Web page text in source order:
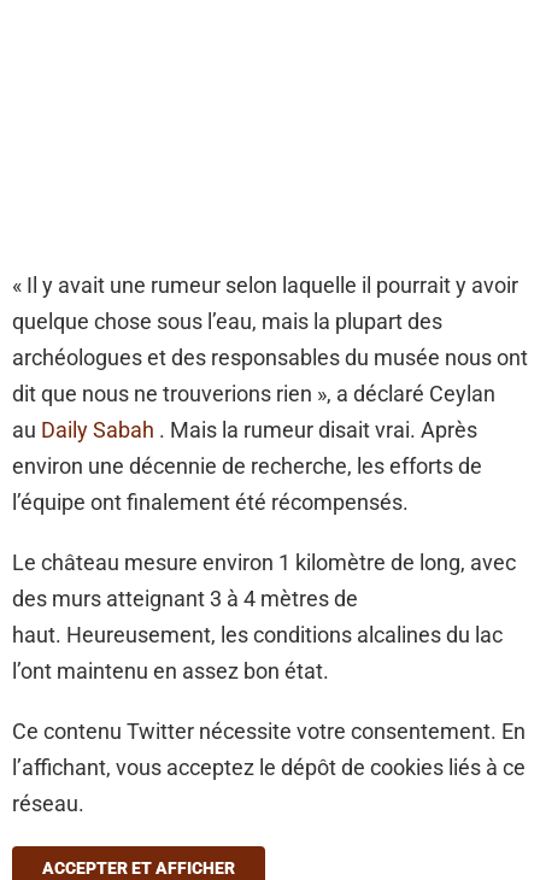
« Il y avait une rumeur selon laquelle il pourrait y avoir
quelque chose sous l’eau, mais la plupart des
archéologues et des responsables du musée nous ont
dit que nous ne trouverions rien », a déclaré Ceylan
au Daily Sabah . Mais la rumeur disait vrai. Après
environ une décennie de recherche, les efforts de
l’équipe ont finalement été récompensés.
Le château mesure environ 1 kilomètre de long, avec
des murs atteignant 3 à 4 mètres de
haut. Heureusement, les conditions alcalines du lac
l’ont maintenu en assez bon état.
Ce contenu Twitter nécessite votre consentement. En
l’affichant, vous acceptez le dépôt de cookies liés à ce
réseau.
ACCEPTER ET AFFICHER